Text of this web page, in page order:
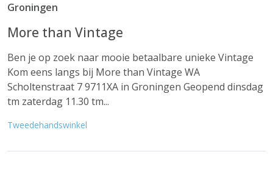
Groningen
More than Vintage
Ben je op zoek naar mooie betaalbare unieke Vintage
Kom eens langs bij More than Vintage WA
Scholtenstraat 7 9711XA in Groningen Geopend dinsdag
tm zaterdag 11.30 tm...
Tweedehandswinkel